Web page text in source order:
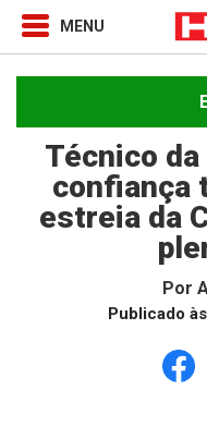
Técnico da
confiança
estreia da
Por
Publicado